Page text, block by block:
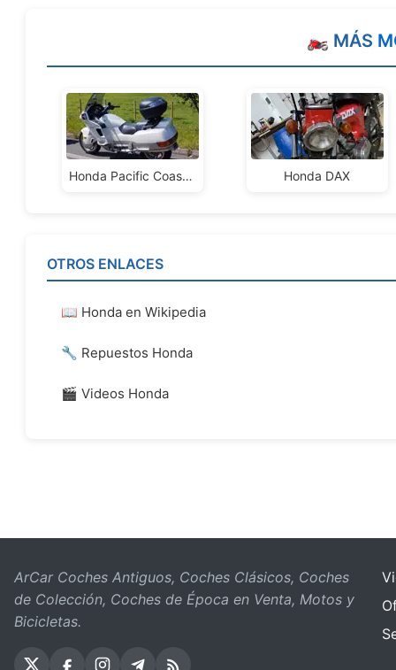
🏍️ MÁS
Honda Pacific Coast 800 Honda DAX
OTROS ENLACES
📖 Honda en Wikipedia
🔧 Repuestos Honda
🎬 Videos Honda
ArCar Coches Antiguos, Coches Clásicos, Coches
de Colección, Coches de Época en Venta, Motos y
Bicicletas.